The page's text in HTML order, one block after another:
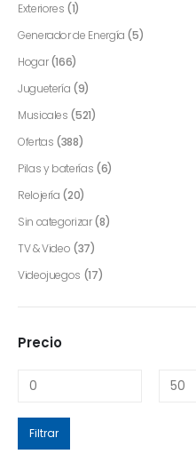
Exteriores (1)
Generador de Energía (5)
Hogar (166)
Juguetería (9)
Musicales (521)
Ofertas (388)
Pilas y baterías (6)
Relojería (20)
Sin categorizar(8)
TV & Video (37)
Videojuegos (17)
Precio
Filtrar